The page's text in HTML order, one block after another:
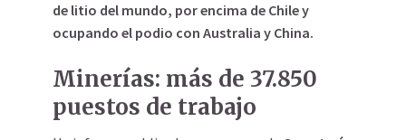
de litio del mundo, por encima de Chile y
ocupando el podio con Australia y China.
Minerías: más de 37.850
puestos de trabajo